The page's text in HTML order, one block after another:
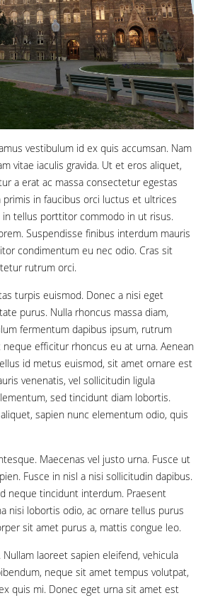
vestibulum id ex quis accumsan. Nam
vitae iaculis gravida. Ut et eros aliquet,
a erat ac massa consectetur egestas
in faucibus orci luctus et ultrices
tellus porttitor commodo in ut risus.
Suspendisse finibus interdum mauris
condimentum eu nec odio. Cras sit
rutrum orci.
turpis euismod. Donec a nisi eget
purus. Nulla rhoncus massa diam,
fermentum dapibus ipsum, rutrum
efficitur rhoncus eu at urna. Aenean
id metus euismod, sit amet ornare est
venenatis, vel sollicitudin ligula
sed tincidunt diam lobortis.
sapien nunc elementum odio, quis
Maecenas vel justo urna. Fusce ut
Fusce in nisl a nisi sollicitudin dapibus.
neque tincidunt interdum. Praesent
nisi lobortis odio, ac ornare tellus purus
sit amet purus a, mattis congue leo.
laoreet sapien eleifend, vehicula
neque sit amet tempus volutpat,
quis mi. Donec eget urna sit amet est